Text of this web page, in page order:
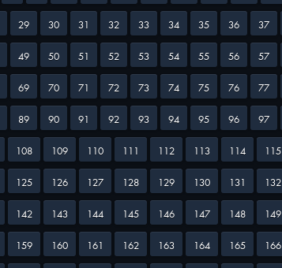
29 30 31 32 33 34 35 36 37
49 50 51 52 53 54 55 56 57
69 70 71 72 73 74 75 76 77
89 90 91 92 93 94 95 96 97
108 109 110 111 112 113 114 115
125 126 127 128 129 130 131 132
142 143 144 145 146 147 148 149
159 160 161 162 163 164 165 166